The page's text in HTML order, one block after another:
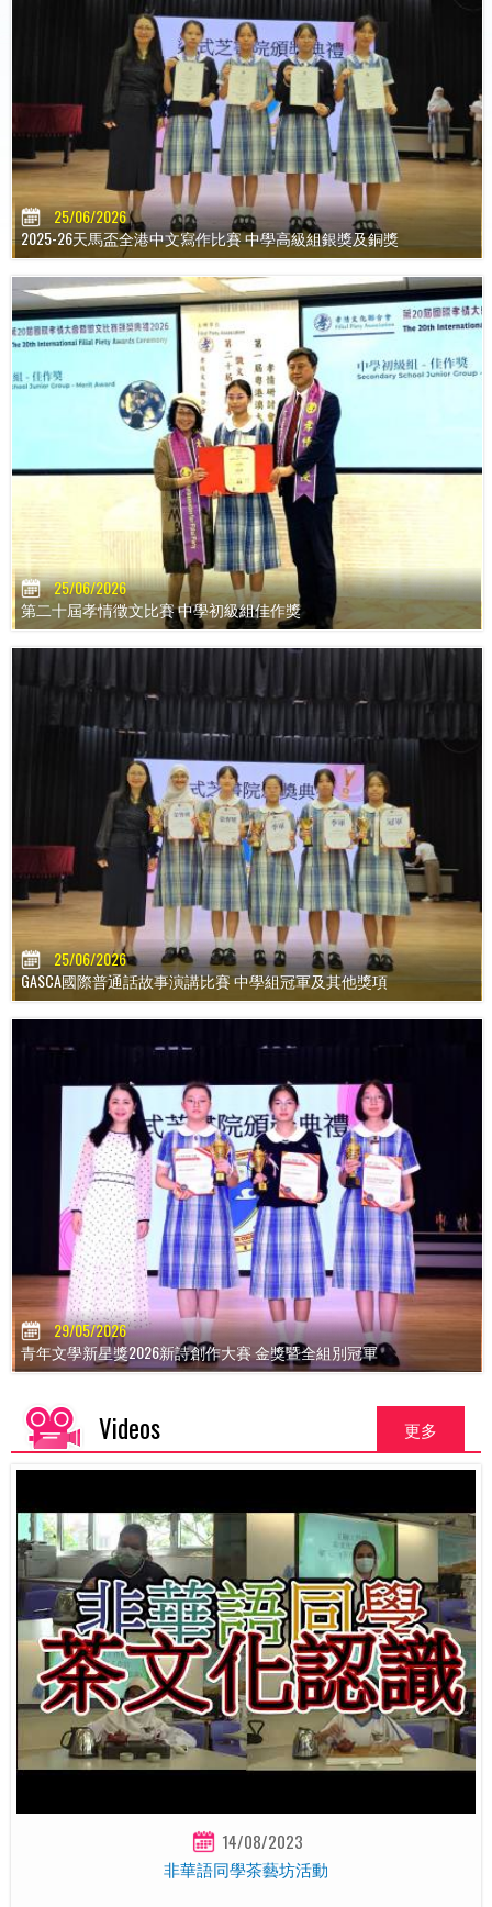
25/06/2026
2025-26天馬盃全港中文寫作比賽 中學高級組銀獎及銅獎
25/06/2026
第二十屆孝情徵文比賽 中學初級組佳作獎
25/06/2026
GASCA國際普通話故事演講比賽 中學組冠軍及其他獎項
29/05/2026
青年文學新星獎2026新詩創作大賽 金獎暨全組別冠軍
更多
Videos
14/08/2023
非華語同學茶藝坊活動